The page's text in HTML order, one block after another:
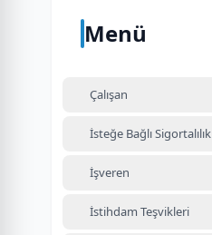
Menü
Çalışan
İsteğe Bağlı Sigortalılık
İşveren
İstihdam Teşvikleri